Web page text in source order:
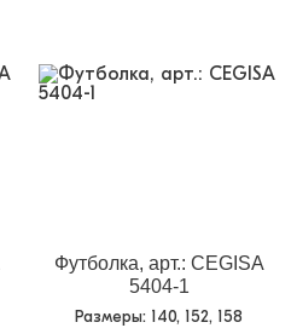
Футболка, арт.: CEGISA
5404-1
Размеры: 140, 152, 158